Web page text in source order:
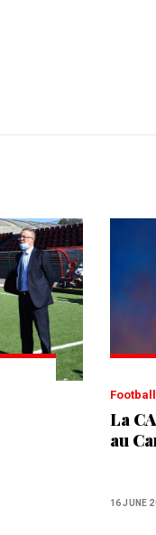
Football
La
au
16 JUNE